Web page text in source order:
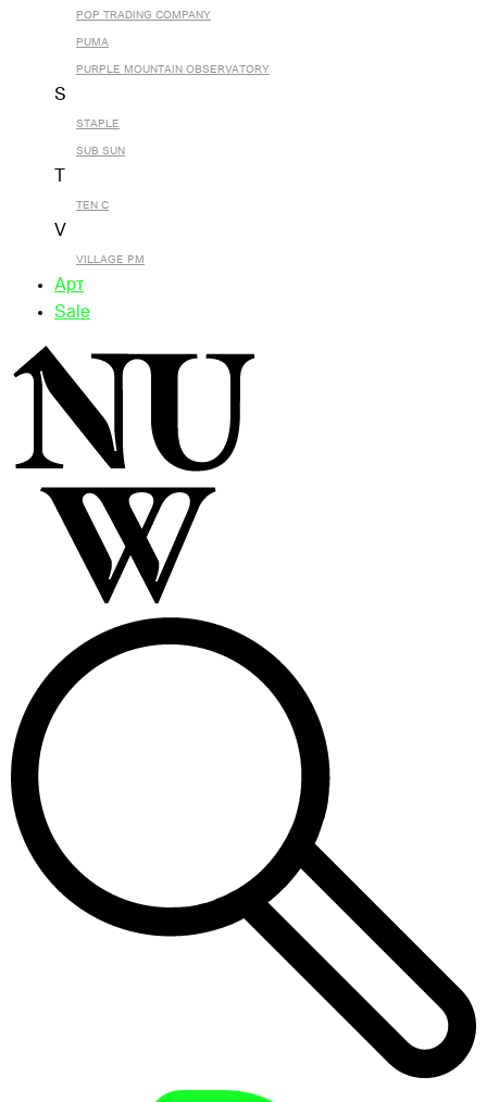
POP TRADING COMPANY
PUMA
PURPLE MOUNTAIN OBSERVATORY
S
STAPLE
SUB SUN
TEN C
V
VILLAGE PM
Арт
Sale